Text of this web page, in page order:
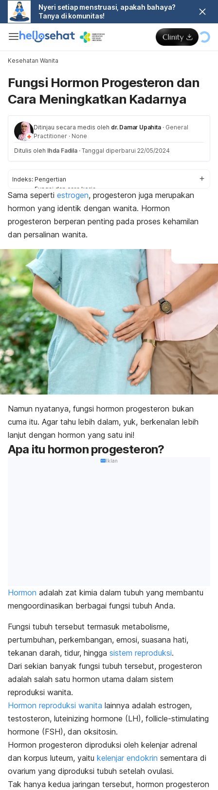
Nyeri setiap menstruasi, apakah bahaya?
Tanya di komunitas!
Kesehatan Wanita
Fungsi Hormon Progesteron dan
Cara Meningkatkan Kadarnya
Ditinjau secara medis oleh dr. Damar Upahita · General
Practitioner · None
Ditulis oleh Ihda Fadila · Tanggal diperbarui 22/05/2024
Indeks: Pengertian
Fungsi dan cara kerja
Fungsi pada pria
Cara meningkatkan
Sama seperti estrogen, progesteron juga merupakan
hormon yang identik dengan wanita. Hormon
progesteron berperan penting pada proses kehamilan
dan persalinan wanita.
Namun nyatanya, fungsi hormon progesteron bukan
cuma itu. Agar tahu lebih dalam, yuk, berkenalan lebih
lanjut dengan hormon yang satu ini!
Apa itu hormon progesteron?
Iklan
Hormon adalah zat kimia dalam tubuh yang membantu
mengoordinasikan berbagai fungsi tubuh Anda.
Fungsi tubuh tersebut termasuk metabolisme,
pertumbuhan, perkembangan, emosi, suasana hati,
tekanan darah, tidur, hingga sistem reproduksi.
Dari sekian banyak fungsi tubuh tersebut, progesteron
adalah salah satu hormon utama dalam sistem
reproduksi wanita.
Hormon reproduksi wanita lainnya adalah estrogen,
testosteron, luteinizing hormone (LH), follicle-stimulating
hormone (FSH), dan oksitosin.
Hormon progesteron diproduksi oleh kelenjar adrenal
dan korpus luteum, yaitu kelenjar endokrin sementara di
ovarium yang diproduksi tubuh setelah ovulasi.
Tak hanya kedua jaringan tersebut, hormon progesteron